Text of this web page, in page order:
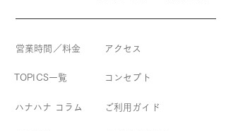
​ご利用ガイド
​ハナハナ コラム
営業時間／料金
TOPICS一覧 コンセプト
アクセス